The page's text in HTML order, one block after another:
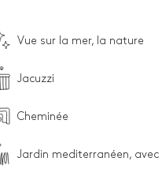
Vue sur la mer, la nature
Jacuzzi
Cheminée
Jardin mediterranéen,